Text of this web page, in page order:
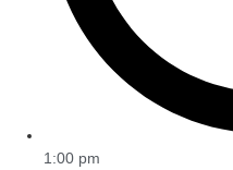
1:00 pm